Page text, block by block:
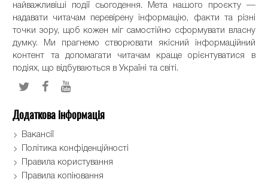
найважливіші події сьогодення. Мета нашого проєкту —
надавати читачам перевірену інформацію, факти та різні
точки зору, щоб кожен міг самостійно сформувати власну
думку. Ми прагнемо створювати якісний інформаційний
контент та допомагати читачам краще орієнтуватися в
подіях, що відбуваються в Україні та світі.
Додаткова інформація
Вакансії
Політика конфіденційності
Правила користування
Правила копіювання